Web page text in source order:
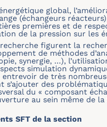
global,
(échangeurs
premières et de
de la pression sur les
figurent la
de méthodes
synergie, …),
simulation
de très
s’ajouter des
du « composant
au sein même de la
SFT de la section